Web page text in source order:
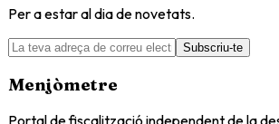
Per a estar al dia de novetats.
Subscriu-te
Menjòmetre